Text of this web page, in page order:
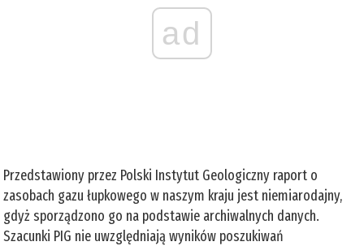
ad
Przedstawiony przez Polski Instytut Geologiczny raport o
zasobach gazu łupkowego w naszym kraju jest niemiarodajny,
gdyż sporządzono go na podstawie archiwalnych danych.
Szacunki PIG nie uwzględniają wyników poszukiwań